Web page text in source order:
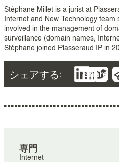
Stéphane Millet is a jurist at
Internet and New Technology
involved in the management of
surveillance (domain names,
Stéphane joined Plasseraud IP in
シェアする: Share
専門
Internet